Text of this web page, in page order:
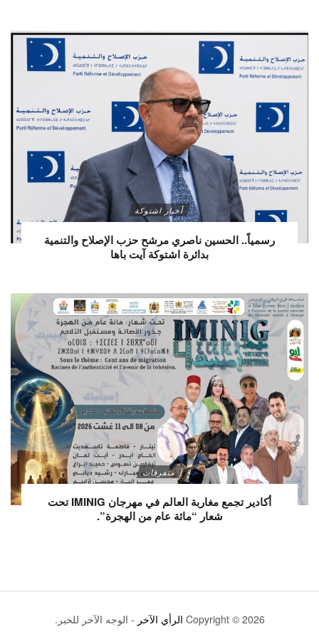
أخبار اشتوكة
رسمياً.. الحسين ناصري مرشح حزب الإصلاح والتنمية
بدائرة اشتوكة آيت باها
متفرقات
أكادير تجمع مغاربة العالم في مهرجان IMINIG تحت
شعار “مائة عام من الهجرة”.
Copyright © 2026 الرأي الآخر - الوجه الآخر للخبر.